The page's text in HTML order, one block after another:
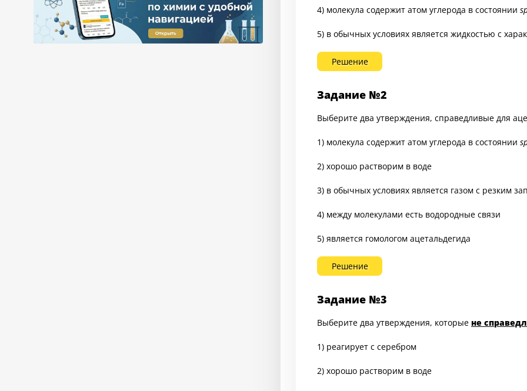
4) молекула содержит атом углерода в состоянии
5) в обычных условиях является жидкостью с
Решение
Задание №2
Выберите два утверждения, справедливые для
1) молекула содержит атом углерода в состоянии
2) хорошо растворим в воде
3) в обычных условиях является газом с резким
4) между молекулами есть водородные связи
5) является гомологом ацетальдегида
Решение
Задание №3
Выберите два утверждения, которые не
1) реагирует с серебром
2) хорошо растворим в воде